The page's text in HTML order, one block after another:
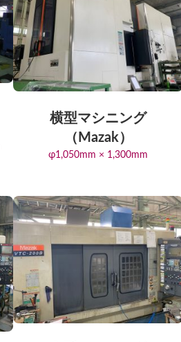
横型マシニング
（Mazak）
φ1,050mm × 1,300mm